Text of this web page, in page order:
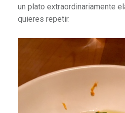
un plato extraordinariamente
quieres repetir.